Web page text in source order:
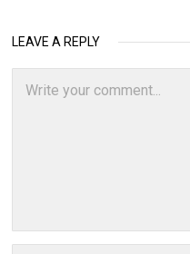
LEAVE A REPLY